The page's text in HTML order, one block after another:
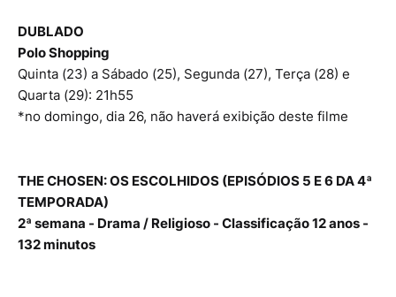
DUBLADO
Polo Shopping
Quinta (23) a Sábado (25), Segunda (27), Terça (28) e
Quarta (29): 21h55
*no domingo, dia 26, não haverá exibição deste filme
THE CHOSEN: OS ESCOLHIDOS (EPISÓDIOS 5 E 6 DA 4ª
TEMPORADA)
2ª semana - Drama / Religioso - Classificação 12 anos -
132 minutos